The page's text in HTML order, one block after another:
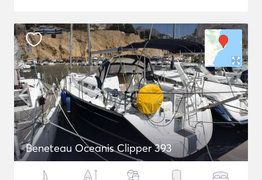
Beneteau Oceanis Clipper 393